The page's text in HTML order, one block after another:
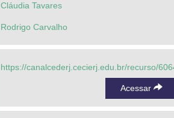
Cláudia Tavares
Rodrigo Carvalho
https://canalcederj.cecierj.edu.br/recurso/
Acessar